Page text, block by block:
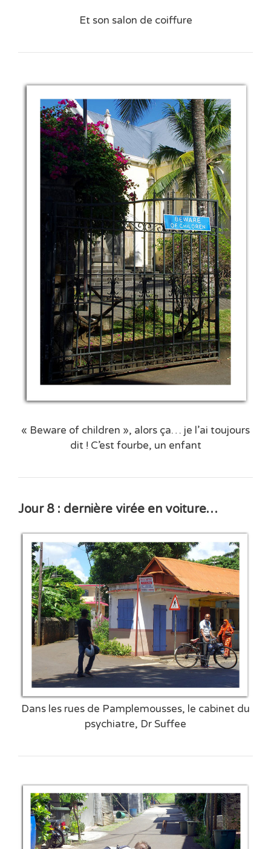
Et son salon de coiffure
« Beware of children », alors ça… je l’ai toujours
dit ! C’est fourbe, un enfant
Jour 8 : dernière virée en voiture…
Dans les rues de Pamplemousses, le cabinet du
psychiatre, Dr Suffee